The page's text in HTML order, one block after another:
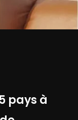
pays à